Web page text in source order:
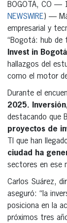
BOGOTÁ, CO
NEWSWIRE) —
empresarial y
“Bogotá: hub de
Invest in Bogotá
hallazgos del
como el motor
Durante el
2025.
destacando que
proyectos de
TI que han
ciudad ha
sectores en ese
Carlos Suárez,
aseguró: “la
posiciona en la
próximos tres